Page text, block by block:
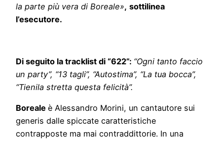
la parte più vera di Boreale», sottilinea
l’esecutore.
Di seguito la tracklist di “622”: “Ogni tanto faccio
un party”, “13 tagli”, “Autostima”, “La tua bocca”,
“Tienila stretta questa felicità”.
Boreale è Alessandro Morini, un cantautore sui
generis dalle spiccate caratteristiche
contrapposte ma mai contraddittorie. In una